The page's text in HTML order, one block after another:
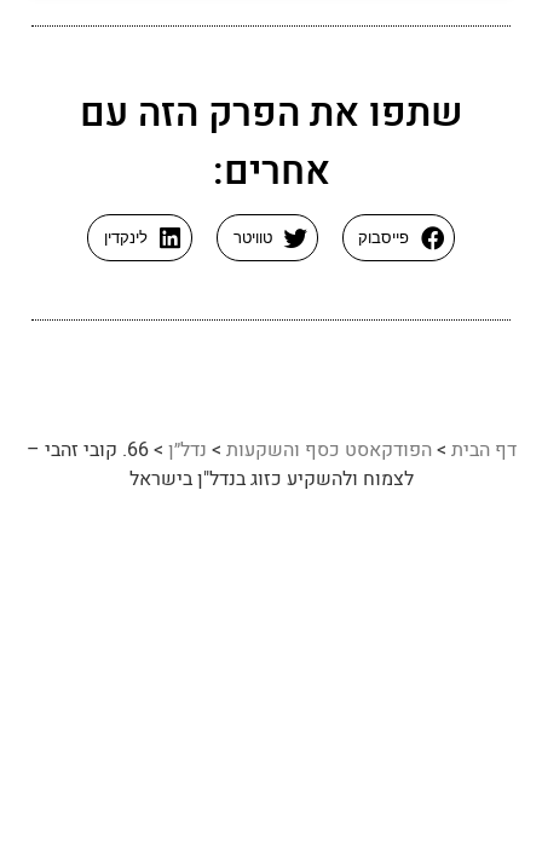
שתפו את הפרק הזה עם
אחרים:
פייסבוק טוויטר לינקדין
דף הבית >הפודקאסט כסף והשקעות > נדל״ן >
66. קובי זהבי –
לצמוח ולהשקיע כזוג בנדל"ן בישראל